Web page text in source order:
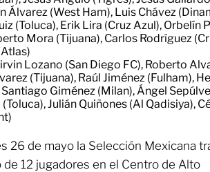
Álvarez (West Ham), Luis Chávez
(Toluca), Erik Lira (Cruz Azul), Orbelín
Mora (Tijuana), Carlos Rodríguez
Lozano (San Diego FC), Roberto
(Tijuana), Raúl Jiménez (Fulham),
Giménez (Milan), Ángel
Julián Quiñones (Al Qadisiya),
26 de mayo la Selección Mexicana
12 jugadores en el Centro de Alto